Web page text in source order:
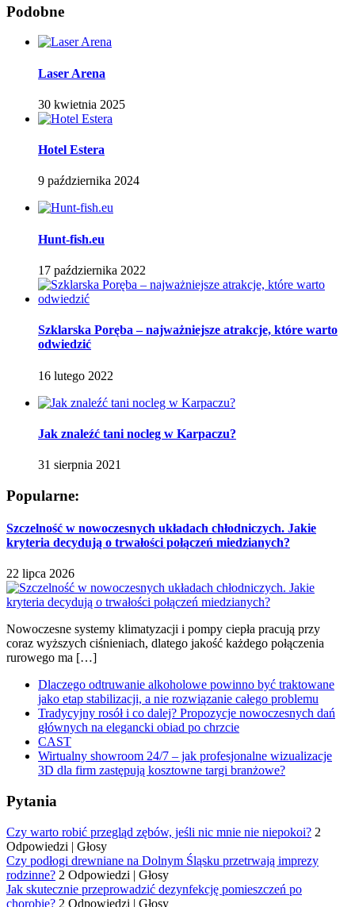
Podobne
Laser Arena
30 kwietnia 2025
Hotel Estera
9 października 2024
Hunt-fish.eu
17 października 2022
Szklarska Poręba – najważniejsze atrakcje, które warto
odwiedzić
16 lutego 2022
Jak znaleźć tani nocleg w Karpaczu?
31 sierpnia 2021
Popularne:
Szczelność w nowoczesnych układach chłodniczych. Jakie
kryteria decydują o trwałości połączeń miedzianych?
22 lipca 2026
Nowoczesne systemy klimatyzacji i pompy ciepła pracują przy
coraz wyższych ciśnieniach, dlatego jakość każdego połączenia
rurowego ma […]
Dlaczego odtruwanie alkoholowe powinno być traktowane
jako etap stabilizacji, a nie rozwiązanie całego problemu
Tradycyjny rosół i co dalej? Propozycje nowoczesnych dań
głównych na elegancki obiad po chrzcie
CAST
Wirtualny showroom 24/7 – jak profesjonalne wizualizacje
3D dla firm zastępują kosztowne targi branżowe?
Pytania
Czy warto robić przegląd zębów, jeśli nic mnie nie niepokoi? 2
Odpowiedzi | Głosy
Czy podłogi drewniane na Dolnym Śląsku przetrwają imprezy
rodzinne? 2 Odpowiedzi | Głosy
Jak skutecznie przeprowadzić dezynfekcję pomieszczeń po
chorobie? 2 Odpowiedzi | Głosy